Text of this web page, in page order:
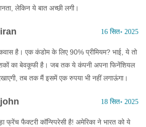
लेकिन ये बात अच्छी लगी।
16 सित॰ 2025
है। एक कंडोम के लिए 90% प्रीमियम? भाई, ये तो
का बेवकूफी है। जब तक ये कंपनी अपना फिनेंशियल
तब तक मैं इसमें एक रुपया भी नहीं लगाऊंगा।
18 सित॰ 2025
फ्रेंच फैक्टरी कॉन्स्पिरेसी है! अमेरिका ने भारत को ये